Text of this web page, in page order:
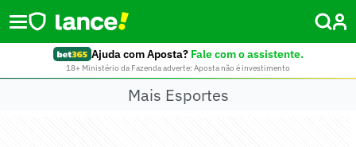
Ajuda com Aposta? Fale com o assistente.
18+ Ministério da Fazenda adverte: Aposta não é investimento
Mais Esportes